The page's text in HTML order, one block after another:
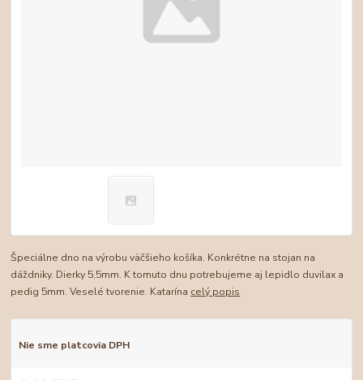
Špeciálne dno na výrobu väčšieho košíka. Konkrétne na stojan na
dáždniky. Dierky 5,5mm. K tomuto dnu potrebujeme aj lepidlo duvilax a
pedig 5mm. Veselé tvorenie. Katarína celý popis
Nie sme platcovia DPH